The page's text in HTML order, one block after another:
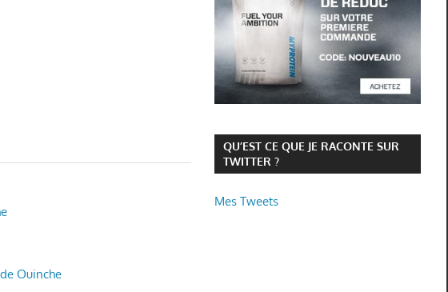
Ouinche
QU’EST CE QUE JE RACONTE SUR
TWITTER ?
Mes Tweets